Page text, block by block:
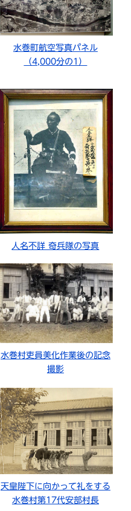
水巻町航空写真パネル
（4,000分の1）
人名不詳 奇兵隊の写真
水巻村吏員美化作業後の記念
撮影
天皇陛下に向かって礼をする
水巻村第17代安部村長